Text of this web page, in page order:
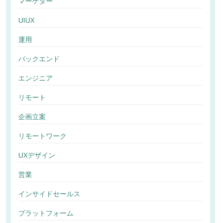
UIUX
運用
バックエンド
エンジニア
リモート
企画立案
リモートワーク
UXデザイン
営業
インサイドセールス
プラットフォーム